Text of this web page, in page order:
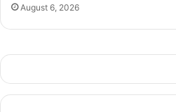
August 6, 2026